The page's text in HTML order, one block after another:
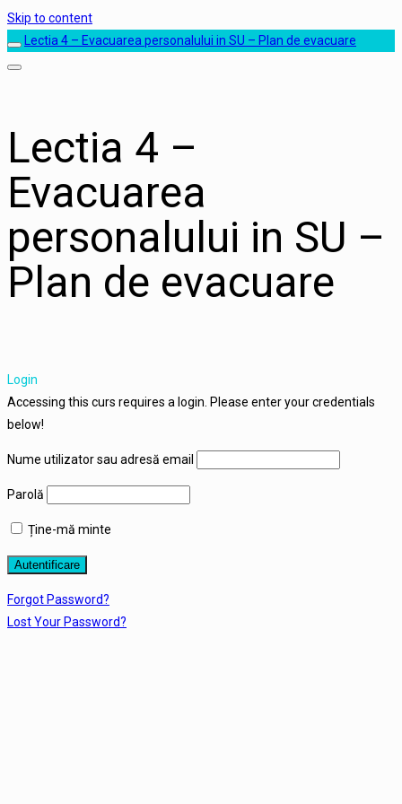
Skip to content
Lectia 4 – Evacuarea personalului in SU – Plan de evacuare
Lectia 4 –
Evacuarea
personalului in SU –
Plan de evacuare
Login
Accessing this curs requires a login. Please enter your credentials
below!
Nume utilizator sau adresă email
Parolă
Ține-mă minte
Forgot Password?
Lost Your Password?